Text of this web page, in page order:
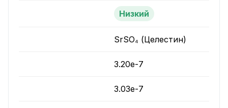
Низкий
SrSO₄ (Целестин)
3.20e-7
3.03e-7